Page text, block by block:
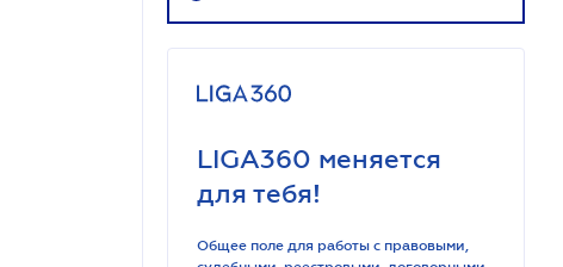
LIGA360 меняется
для тебя!
Общее поле для работы с правовыми,